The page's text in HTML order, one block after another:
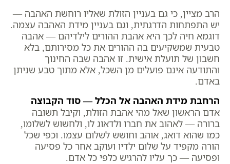
הרב מציין, כי גם בעניין הזולת שאליו רוחשת האהבה —
יש התפתחות הדרגתית, וגם בעניין מידת האהבה עצמה.
דוגמא חיה לכך היא אהבת ההורים לילדיהם — אהבה
טבעית שמשקיעים בה ההורים את כל מסירותם, בלא
חשבון של תועלת אישית. זו אהבה שבה החינוך
והתודעה אינם פועלים מן השכל, אלא מתוך טבע שניתן
באדם.
הרחבת מידת האהבה אל הכלל — סוד הקבוצה
אדם הראשון שאל מהי אהבת הזולת, וקיבל תשובה
ברורה — לאהוב את חברו ולדאוג לו, ולחשוש לשלומו,
כמו שהוא דואג, אוהב וחושש לשלום עצמו. וכפי שכל
הורה מקפיד על שלום ילדיו ועוקב אחר כל פסיעה
ופסיעה — כך עליו להרגיש כלפי כל אדם.